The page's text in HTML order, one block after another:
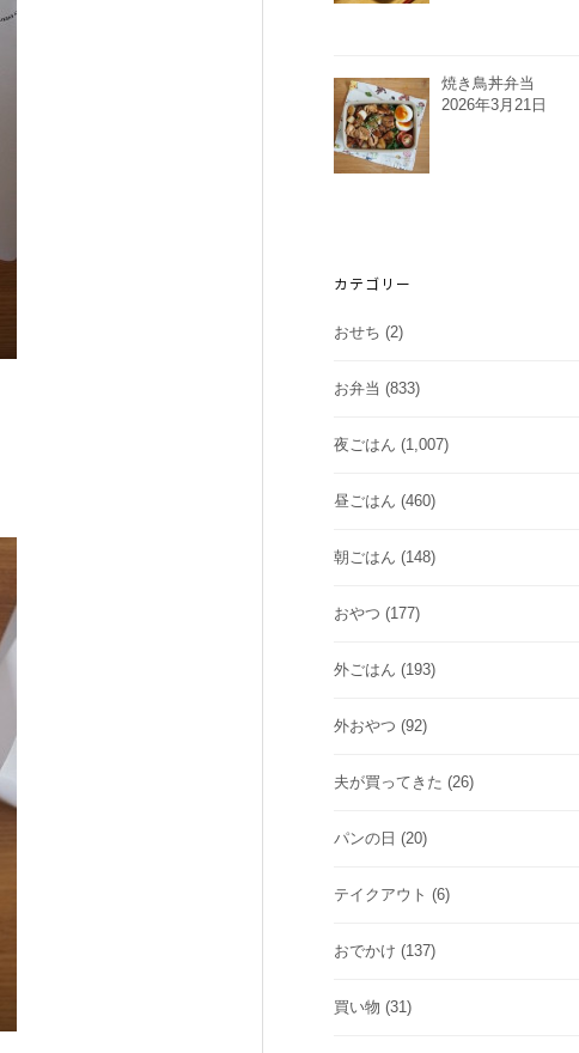
焼き鳥丼弁当
2026年3月21日
カテゴリー
おせち (2)
お弁当 (833)
夜ごはん (1,007)
昼ごはん (460)
朝ごはん (148)
おやつ (177)
外ごはん (193)
外おやつ (92)
夫が買ってきた (26)
パンの日 (20)
テイクアウト (6)
おでかけ (137)
買い物 (31)